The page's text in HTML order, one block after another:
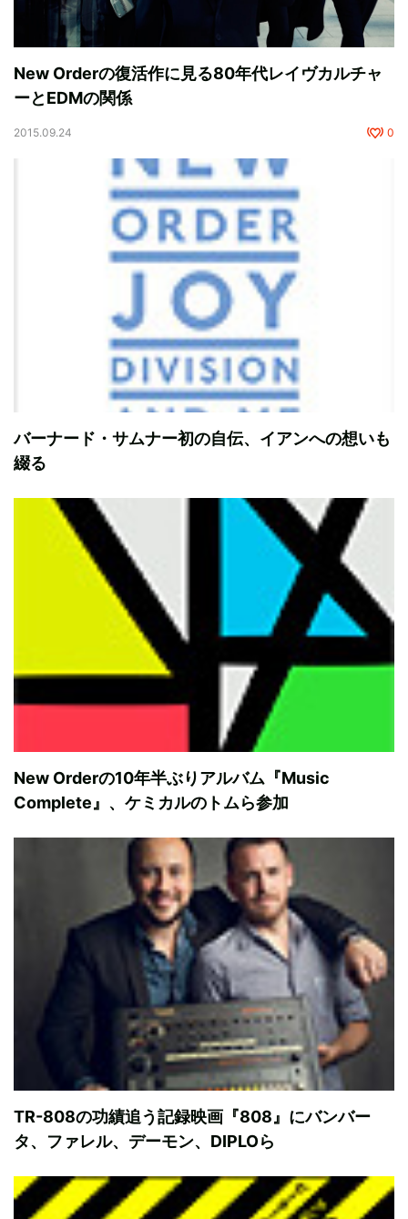
New Orderの復活作に見る80年代レイヴカルチャ
ーとEDMの関係
2015.09.24 0
バーナード・サムナー初の自伝、イアンへの想いも
綴る
New Orderの10年半ぶりアルバム『Music
Complete』、ケミカルのトムら参加
TR-808の功績追う記録映画『808』にバンバー
タ、ファレル、デーモン、DIPLOら